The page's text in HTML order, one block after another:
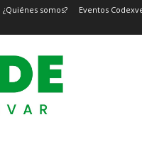
¿Quiénes somos? Eventos